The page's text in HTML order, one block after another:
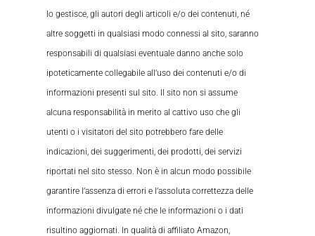
lo gestisce, gli autori degli articoli e/o dei contenuti, né
altre soggetti in qualsiasi modo connessi al sito, saranno
responsabili di qualsiasi eventuale danno anche solo
ipoteticamente collegabile all’uso dei contenuti e/o di
informazioni presenti sul sito. Il sito non si assume
alcuna responsabilità in merito al cattivo uso che gli
utenti o i visitatori del sito potrebbero fare delle
indicazioni, dei suggerimenti, dei prodotti, dei servizi
riportati nel sito stesso. Non è in alcun modo possibile
garantire l’assenza di errori e l’assoluta correttezza delle
informazioni divulgate né che le informazioni o i dati
risultino aggiornati. In qualità di affiliato Amazon,